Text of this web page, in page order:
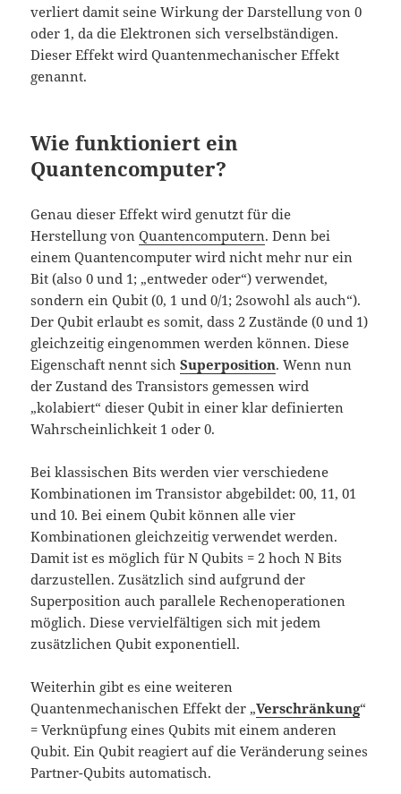
verliert damit seine Wirkung der Darstellung von 0
oder 1, da die Elektronen sich verselbständigen.
Dieser Effekt wird Quantenmechanischer Effekt
genannt.
Wie funktioniert ein
Quantencomputer?
Genau dieser Effekt wird genutzt für die
Herstellung vonQuantencomputern. Denn bei
einem Quantencomputer wird nicht mehr nur ein
Bit (also 0 und 1; „entweder oder“) verwendet,
sondern ein Qubit (0, 1 und 0/1; 2sowohl als auch“).
Der Qubit erlaubt es somit, dass 2 Zustände (0 und 1)
gleichzeitig eingenommen werden können. Diese
Eigenschaft nennt sichSuperposition. Wenn nun
der Zustand des Transistors gemessen wird
„kolabiert“ dieser Qubit in einer klar definierten
Wahrscheinlichkeit 1 oder 0.
Bei klassischen Bits werden vier verschiedene
Kombinationen im Transistor abgebildet: 00, 11, 01
und 10. Bei einem Qubit können alle vier
Kombinationen gleichzeitig verwendet werden.
Damit ist es möglich für N Qubits = 2 hoch N Bits
darzustellen. Zusätzlich sind aufgrund der
Superposition auch parallele Rechenoperationen
möglich. Diese vervielfältigen sich mit jedem
zusätzlichen Qubit exponentiell.
Weiterhin gibt es eine weiteren
Quantenmechanischen Effekt der „Verschränkung“
= Verknüpfung eines Qubits mit einem anderen
Qubit. Ein Qubit reagiert auf die Veränderung seines
Partner-Qubits automatisch.